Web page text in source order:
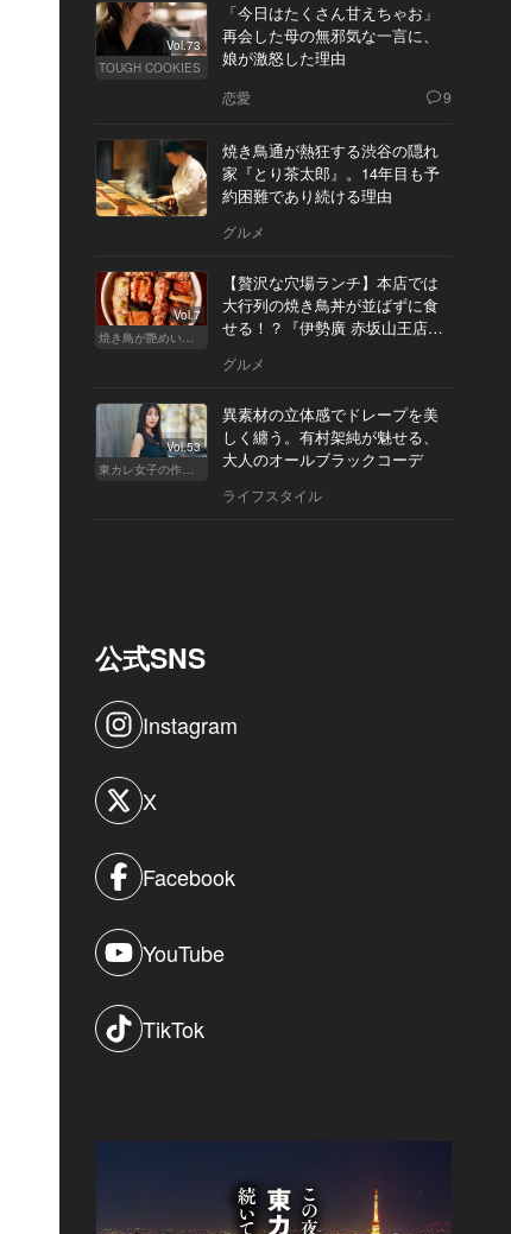
Vol.73
TOUGH COOKIES
「今日はたくさん甘えちゃお」
再会した母の無邪気な一言に、
娘が激怒した理由
恋愛 9
焼き鳥通が熱狂する渋谷の隠れ
家『とり茶太郎』。14年目も予
約困難であり続ける理由
グルメ
Vol.7
焼き鳥が艶めいてきた
【贅沢な穴場ランチ】本店では
大行列の焼き鳥丼が並ばずに食
せる！？『伊勢廣 赤坂山王店』
グルメ
Vol.53
東カレ女子の作り方
異素材の立体感でドレープを美
しく纏う。有村架純が魅せる、
大人のオールブラックコーデ
ライフスタイル
公式SNS
Instagram
X
Facebook
YouTube
TikTok